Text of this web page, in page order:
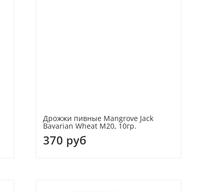
Дрожжи пивные Mangrove Jack
Bavarian Wheat М20, 10гр.
370 руб